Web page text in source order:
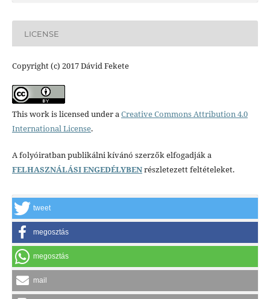
LICENSE
Copyright (c) 2017 Dávid Fekete
This work is licensed under aCreative Commons Attribution 4.0
International License.
A folyóiratban publikálni kívánó szerzők elfogadják a
FELHASZNÁLÁSI ENGEDÉLYBENrészletezett feltételeket.
tweet
megosztás
megosztás
mail